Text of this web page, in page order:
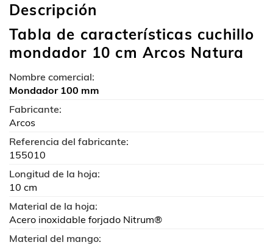
Descripción
Tabla de características cuchillo
mondador 10 cm Arcos Natura
Nombre comercial:
Mondador 100 mm
Fabricante:
Arcos
Referencia del fabricante:
155010
Longitud de la hoja:
10 cm
Material de la hoja:
Acero inoxidable forjado Nitrum®
Material del mango: